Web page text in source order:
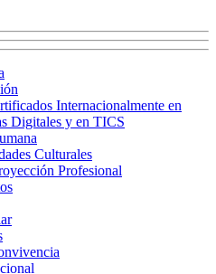
Internacionalmente en
Digitales y en TICS
Culturales
Profesional